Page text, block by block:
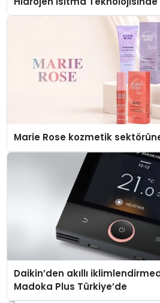
Düzenleyici Onaylarını Aldı
Marie Rose kozmetik
Daikin’den akıllı
Madoka Plus Türkiye’de